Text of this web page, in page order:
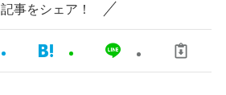
記事をシェア！